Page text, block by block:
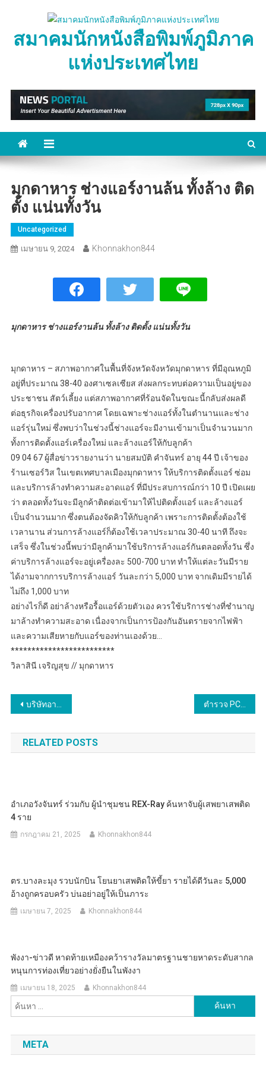
contentสมาคมนักหนังสือพิมพ์ภูมิภาค
แห่งประเทศไทย
มุกดาหาร ช่างแอร์งานล้น ทั้งล้าง ติด
ตั้ง แน่นทั้งวัน
Uncategorized
เมษายน 9, 2024 Khonnakhon844
มุกดาหาร ช่างแอร์งานล้น ทั้งล้าง ติดตั้ง แน่นทั้งวัน
มุกดาหาร – สภาพอากาศในพื้นที่จังหวัดจังหวัดมุกดาหาร ที่มีอุณหภูมิ
อยู่ที่ประมาณ 38-40 องศาเซลเซียส ส่งผลกระทบต่อความเป็นอยู่ของ
ประชาชน สัตว์เลี้ยง แต่สภาพอากาศที่ร้อนจัดในขณะนี้กลับส่งผลดี
ต่อธุรกิจเครื่องปรับอากาศ โดยเฉพาะช่างแอร์ทั้งในตำนานและช่าง
แอร์รุ่นใหม่ ซึ่งพบว่าในช่วงนี้ช่างแอร์จะมีงานเข้ามาเป็นจำนวนมาก
ทั้งการติดตั้งแอร์เครื่องใหม่ และล้างแอร์ให้กับลูกค้า
09 04 67 ผู้สื่อข่าวรายงานว่า นายสมบัติ คำจันทร์ อายุ 44 ปี เจ้าของ
ร้านเซอร์วิส ในเขตเทศบาลเมืองมุกดาหาร ให้บริการติดตั้งแอร์ ซ่อม
และบริการล้างทำความสะอาดแอร์ ที่มีประสบการณ์กว่า 10 ปี เปิดเผย
ว่า ตลอดทั้งวันจะมีลูกค้าติดต่อเข้ามาให้ไปติดตั้งแอร์ และล้างแอร์
เป็นจำนวนมาก ซึ่งตนต้องจัดคิวให้กับลูกค้า เพราะการติดตั้งต้องใช้
เวลานาน ส่วนการล้างแอร์ก็ต้องใช้เวลาประมาณ 30-40 นาที ถึงจะ
เสร็จ ซึ่งในช่วงนี้พบว่ามีลูกค้ามาใช้บริการล้างแอร์กันตลอดทั้งวัน ซึ่ง
ค่าบริการล้างแอร์จะอยู่เครื่องละ 500-700 บาท ทำให้แต่ละวันมีราย
ได้งามจากการบริการล้างแอร์ วันละกว่า 5,000 บาท จากเดิมมีรายได้
ไม่ถึง 1,000 บาท
อย่างไรก็ดี อย่าล้างหรือรื้อแอร์ด้วยตัวเอง ควรใช้บริการช่างที่ชำนาญ
มาล้างทำความสะอาด เนื่องจากเป็นการป้องกันอันตรายจากไฟฟ้า
และความเสียหายกับแอร์ของท่านเองด้วย…
*************************
วิลาสินี เจริญสุข // มุกดาหาร
แนะแนว
เรื่อง
บริษัทอาหารญี่ปุ่น ชมแรงงานไทยมีทักษะ “พิพัฒน์” เชื่อมขยายผล ทันที! เปิดรับแรงงาน เริ่มวุฒิ ม.6 รายได้ 3 หมื่นขึ้นไป
RELATED POSTS
อำเภอวังจันทร์ ร่วมกับ ผู้นำชุมชน REX-Ray ค้นหาจับผู้เสพยาเสพติด
4 ราย
กรกฎาคม 21, 2025 Khonnakhon844
ตร.บางละมุง รวบนักบิน โยนยาเสพติดให้ขี้ยา รายได้ดีวันละ 5,000
อ้างถูกครอบครัว บ่นอย่าอยู่ให้เป็นภาระ
เมษายน 7, 2025 Khonnakhon844
พังงา-ข่าวดี หาดท้ายเหมืองคว้ารางวัลมาตรฐานชายหาดระดับสากล
หนุนการท่องเที่ยวอย่างยั่งยืนในพังงา
เมษายน 18, 2025 Khonnakhon844
สำหรับ:
META